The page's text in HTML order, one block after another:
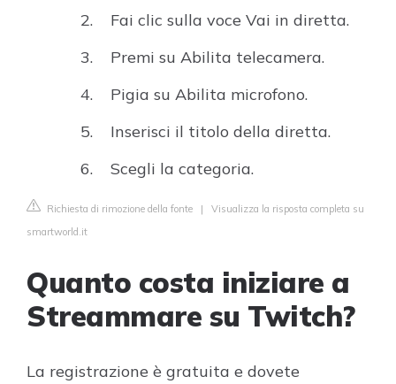
Fai clic sulla voce Vai in diretta.
Premi su Abilita telecamera.
Pigia su Abilita microfono.
Inserisci il titolo della diretta.
Scegli la categoria.
Richiesta di rimozione della fonte | Visualizza la risposta completa su
smartworld.it
Quanto costa iniziare a
Streammare su Twitch?
La registrazione è gratuita e dovete